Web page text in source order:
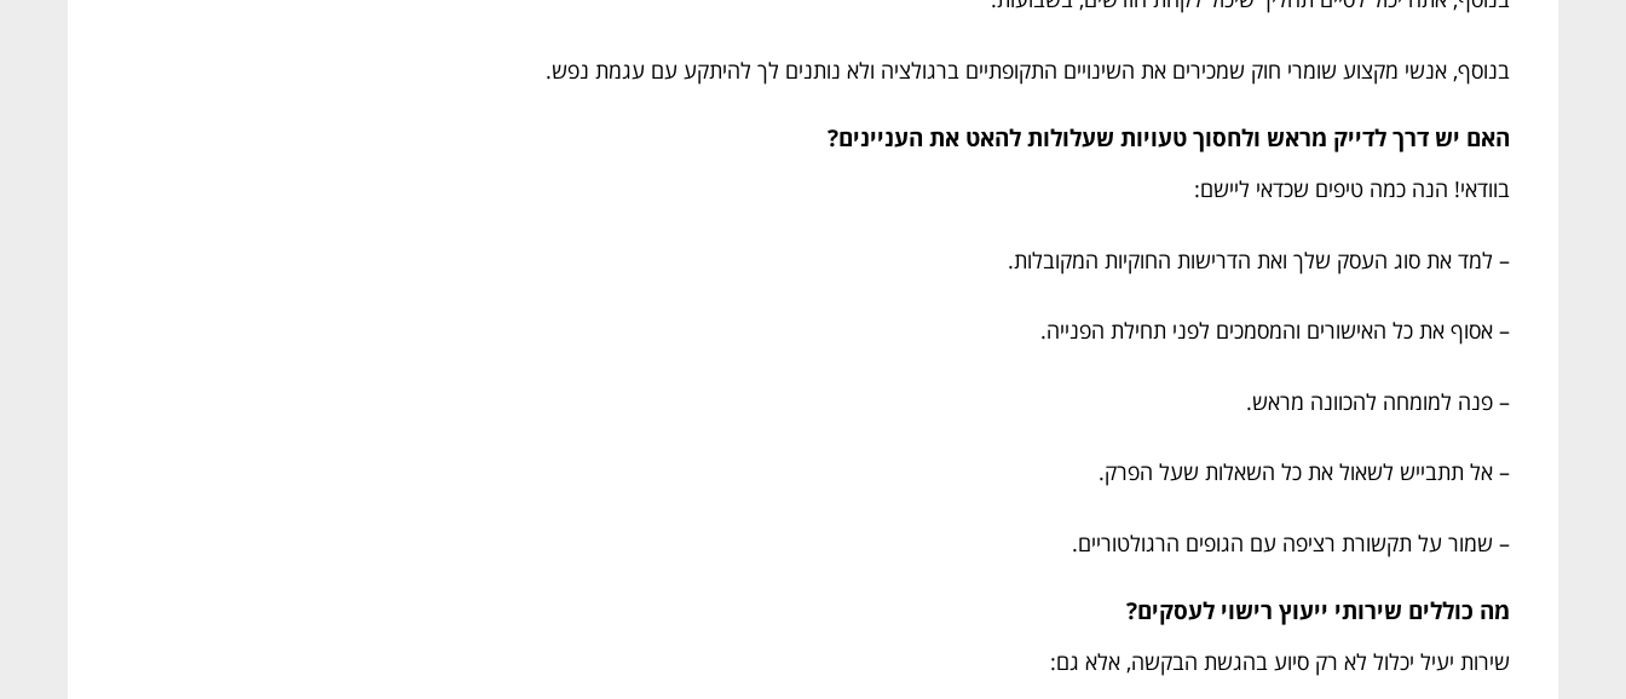
בנוסף, אנשי מקצוע שומרי חוק שמכירים את השינויים התקופתיים ברגולציה ולא נותנים לך להיתקע עם עגמת נפש.
האם יש דרך לדייק מראש ולחסוך טעויות שעלולות להאט את העניינים?
בוודאי! הנה כמה טיפים שכדאי ליישם:
– למד את סוג העסק שלך ואת הדרישות החוקיות המקובלות.
– אסוף את כל האישורים והמסמכים לפני תחילת הפנייה.
– פנה למומחה להכוונה מראש.
– אל תתבייש לשאול את כל השאלות שעל הפרק.
– שמור על תקשורת רציפה עם הגופים הרגולטוריים.
מה כוללים שירותי ייעוץ רישוי לעסקים?
שירות יעיל יכלול לא רק סיוע בהגשת הבקשה, אלא גם: